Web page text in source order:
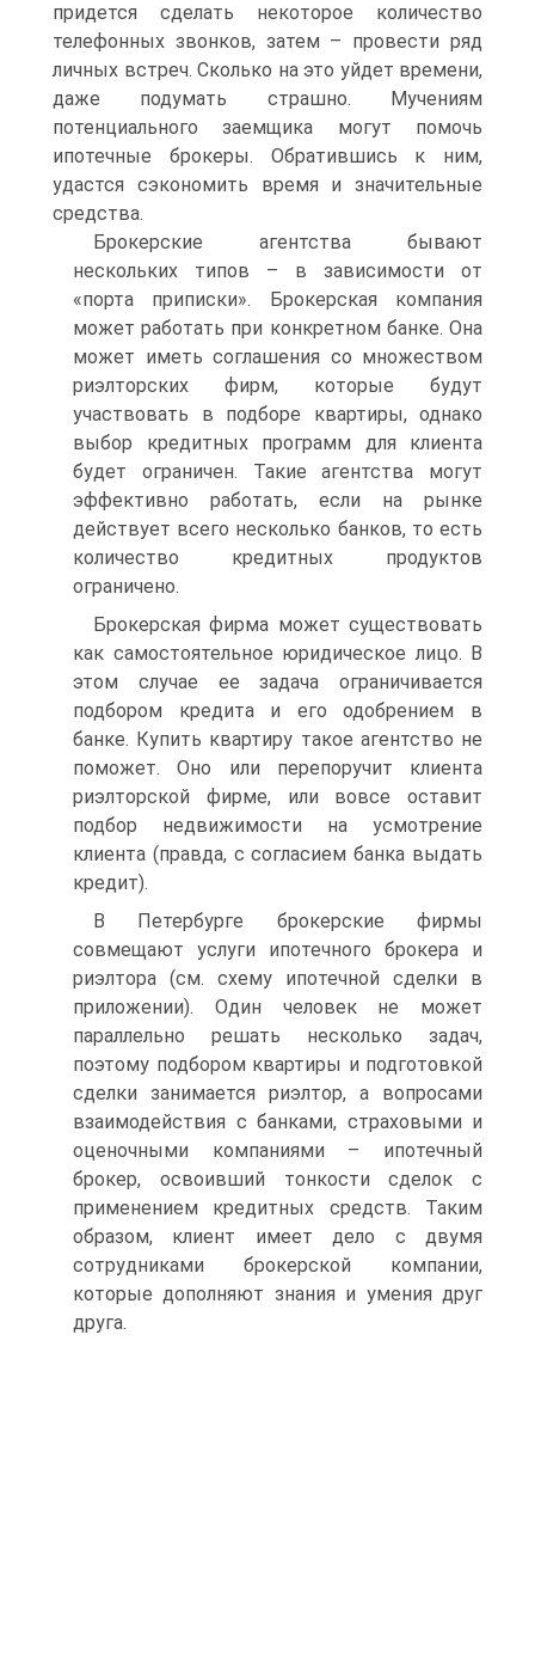
придется сделать некоторое количество
телефонных звонков, затем – провести ряд
личных встреч. Сколько на это уйдет времени,
даже подумать страшно. Мучениям
потенциального заемщика могут помочь
ипотечные брокеры. Обратившись к ним,
удастся сэкономить время и значительные
средства.
Брокерские агентства бывают
нескольких типов – в зависимости от
«порта приписки». Брокерская компания
может работать при конкретном банке. Она
может иметь соглашения со множеством
риэлторских фирм, которые будут
участвовать в подборе квартиры, однако
выбор кредитных программ для клиента
будет ограничен. Такие агентства могут
эффективно работать, если на рынке
действует всего несколько банков, то есть
количество кредитных продуктов
ограничено.
Брокерская фирма может существовать
как самостоятельное юридическое лицо. В
этом случае ее задача ограничивается
подбором кредита и его одобрением в
банке. Купить квартиру такое агентство не
поможет. Оно или перепоручит клиента
риэлторской фирме, или вовсе оставит
подбор недвижимости на усмотрение
клиента (правда, с согласием банка выдать
кредит).
В Петербурге брокерские фирмы
совмещают услуги ипотечного брокера и
риэлтора (см. схему ипотечной сделки в
приложении). Один человек не может
параллельно решать несколько задач,
поэтому подбором квартиры и подготовкой
сделки занимается риэлтор, а вопросами
взаимодействия с банками, страховыми и
оценочными компаниями – ипотечный
брокер, освоивший тонкости сделок с
применением кредитных средств. Таким
образом, клиент имеет дело с двумя
сотрудниками брокерской компании,
которые дополняют знания и умения друг
друга.